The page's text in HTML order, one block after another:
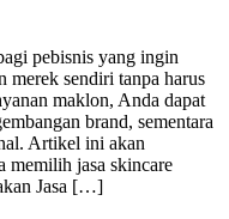
pebisnis yang ingin
sendiri tanpa harus
maklon, Anda dapat
brand, sementara
Artikel ini akan
memilih jasa skincare
Jasa […]